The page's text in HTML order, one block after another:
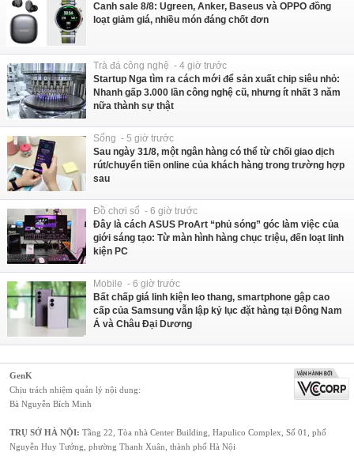
Canh sale 8/8: Ugreen, Anker, Baseus và OPPO đồng
loạt giảm giá, nhiều món đáng chốt đơn
Trà đá công nghệ - 4 giờ trước
Startup Nga tìm ra cách mới để sản xuất chip siêu nhỏ:
Nhanh gấp 3.000 lần công nghệ cũ, nhưng ít nhất 3 năm
nữa thành sự thật
Sống - 5 giờ trước
Sau ngày 31/8, một ngân hàng có thể từ chối giao dịch
rút/chuyển tiền online của khách hàng trong trường hợp
sau
Đồ chơi số - 6 giờ trước
Đây là cách ASUS ProArt “phủ sóng” góc làm việc của
giới sáng tạo: Từ màn hình hàng chục triệu, đến loạt linh
kiện PC
Mobile - 6 giờ trước
Bất chấp giá linh kiện leo thang, smartphone gập cao
cấp của Samsung vẫn lập kỷ lục đặt hàng tại Đông Nam
Á và Châu Đại Dương
GenK
Chịu trách nhiệm quản lý nội dung:
Bà Nguyễn Bích Minh
TRỤ SỞ HÀ NỘI: Tầng 22, Tòa nhà Center Building, Hapulico Complex, Số 01, phố
Nguyễn Huy Tưởng, phường Thanh Xuân, thành phố Hà Nội